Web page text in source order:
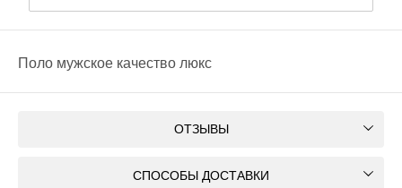
Поло мужское качество люкс
ОТЗЫВЫ
СПОСОБЫ ДОСТАВКИ